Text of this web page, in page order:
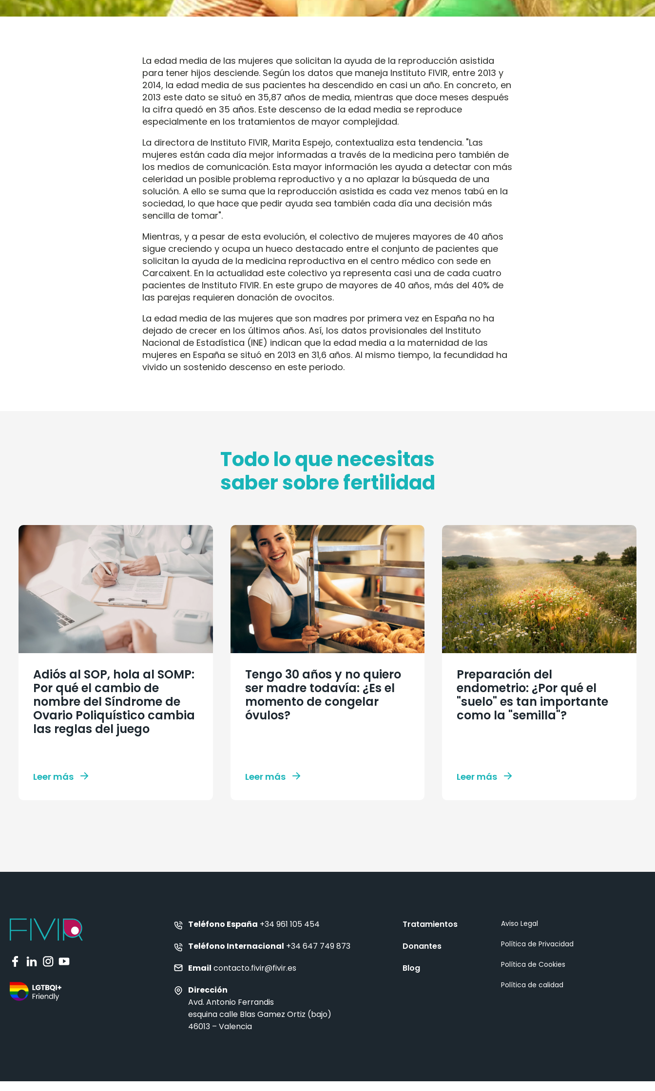
La edad media de las mujeres que solicitan la ayuda de la reproducción asistida
para tener hijos desciende. Según los datos que maneja Instituto FIVIR, entre 2013 y
2014, la edad media de sus pacientes ha descendido en casi un año. En concreto, en
2013 este dato se situó en 35,87 años de media, mientras que doce meses después
la cifra quedó en 35 años. Este descenso de la edad media se reproduce
especialmente en los tratamientos de mayor complejidad.
La directora de Instituto FIVIR, Marita Espejo, contextualiza esta tendencia. "Las
mujeres están cada día mejor informadas a través de la medicina pero también de
los medios de comunicación. Esta mayor información les ayuda a detectar con más
celeridad un posible problema reproductivo y a no aplazar la búsqueda de una
solución. A ello se suma que la reproducción asistida es cada vez menos tabú en la
sociedad, lo que hace que pedir ayuda sea también cada día una decisión más
sencilla de tomar".
Mientras, y a pesar de esta evolución, el colectivo de mujeres mayores de 40 años
sigue creciendo y ocupa un hueco destacado entre el conjunto de pacientes que
solicitan la ayuda de la medicina reproductiva en el centro médico con sede en
Carcaixent. En la actualidad este colectivo ya representa casi una de cada cuatro
pacientes de Instituto FIVIR. En este grupo de mayores de 40 años, más del 40% de
las parejas requieren donación de ovocitos.
La edad media de las mujeres que son madres por primera vez en España no ha
dejado de crecer en los últimos años. Así, los datos provisionales del Instituto
Nacional de Estadística (INE) indican que la edad media a la maternidad de las
mujeres en España se situó en 2013 en 31,6 años. Al mismo tiempo, la fecundidad ha
vivido un sostenido descenso en este periodo.
Todo lo que necesitas
saber sobre fertilidad
Adiós al SOP, hola al SOMP:
Por qué el cambio de
nombre del Síndrome de
Ovario Poliquístico cambia
las reglas del juego
Leer más
Tengo 30 años y no quiero
ser madre todavía: ¿Es el
momento de congelar
óvulos?
Leer más
Preparación del
endometrio: ¿Por qué el
"suelo" es tan importante
como la "semilla"?
Leer más
Teléfono España +34 961 105 454
Teléfono Internacional +34 647 749 873
Email contacto.fivir@fivir.es
Dirección
Avd. Antonio Ferrandis
esquina calle Blas Gamez Ortiz (bajo)
46013 – Valencia
Tratamientos
Donantes
Blog
Aviso Legal
Política de Privacidad
Política de Cookies
Política de calidad